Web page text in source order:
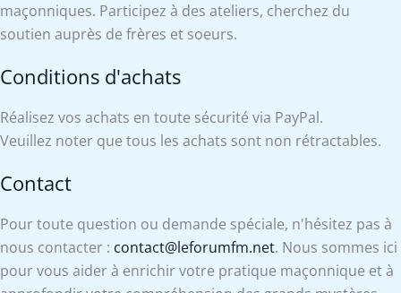
maçonniques. Participez à des ateliers, cherchez du
soutien auprès de frères et soeurs.
Conditions d'achats
Réalisez vos achats en toute sécurité via PayPal.
Veuillez noter que tous les achats sont non rétractables.
Contact
Pour toute question ou demande spéciale, n'hésitez pas à
nous contacter : contact@leforumfm.net. Nous sommes ici
pour vous aider à enrichir votre pratique maçonnique et à